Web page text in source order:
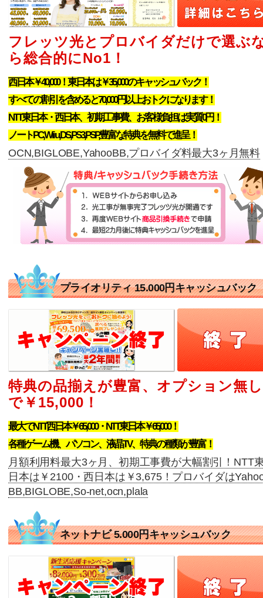
フレッツ光とプロバイダだけで選ぶ
ら総合的にNo1！
西日本￥40,000！東日本は￥35,000のキャッシュバック！
すべての割引を含めると70,000円以上おトクになります！
NTT東日本・西日本、初期工事費、お客様負担は実質0円！
ノートPC,Wii u,DS,PS3,PSP,豊富な特典を無料で進呈！
OCN,BIGLOBE,YahooBB,プロバイダ料最大3ヶ月無料
プライオリティ 15.000円キャッシュバック
特典の品揃えが豊富、オプション無し
で￥15,000！
最大でNTT西日本￥65,000・NTT東日本￥65,000！
各種ゲーム機、パソコン、液晶TV、特典の種類が豊富！
月額利用料最大3ヶ月、初期工事費が大幅割引！NTT
日本は￥2100・西日本は￥3,675！プロバイダは
BB,BIGLOBE,So-net,ocn,plala
ネットナビ 5.000円キャッシュバック